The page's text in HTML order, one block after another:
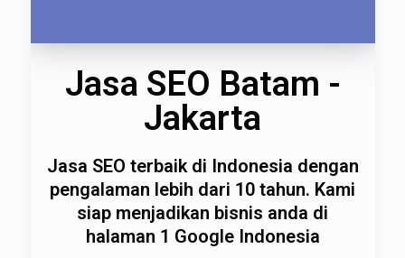
Jasa SEO Batam -
Jakarta
Jasa SEO terbaik di Indonesia dengan
pengalaman lebih dari 10 tahun. Kami
siap menjadikan bisnis anda di
halaman 1 Google Indonesia